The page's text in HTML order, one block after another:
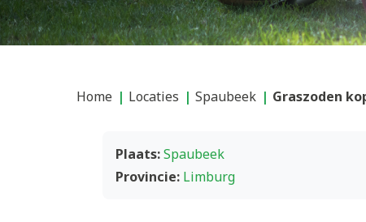
Home Locaties Spaubeek Graszoden
Plaats:Spaubeek
Provincie: Limburg